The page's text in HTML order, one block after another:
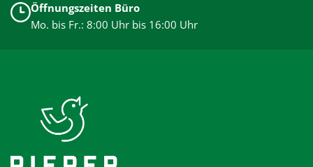
Öffnungszeiten Büro
Mo. bis Fr.: 8:00 Uhr bis 16:00 Uhr